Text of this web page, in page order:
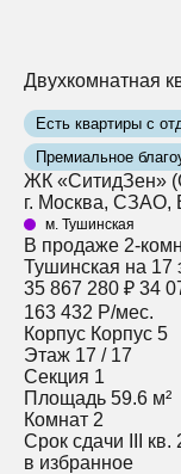
Двухкомнатная
Есть квартиры с
Премиальное
ЖК «СитидЗен»
г. Москва, СЗАО,
м. Тушинская
В продаже 2-
Тушинская на 17
35 867 280 ₽ 34
163 432 Р/мес.
Корпус Корпус 5
Этаж 17 / 17
Секция 1
Площадь 59.6 м²
Комнат 2
Срок сдачи
III
в избранное